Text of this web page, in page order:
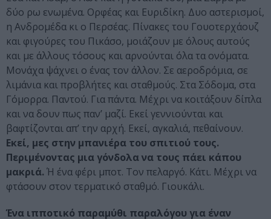
δύο ρω ενωμένα. Ορφέας και Ευριδίκη. Δυο αστερισμοί,
η Ανδρομέδα κι ο Περσέας. Πίνακες του Γουοτερχάουζ
και φιγούρες του Πικάσο, μοιάζουν με όλους αυτούς
και με άλλους τόσους και αρνούνται όλα τα ονόματα.
Μονάχα ψάχνει ο ένας τον άλλον. Σε αεροδρόμια, σε
λιμάνια και προβλήτες και σταθμούς. Στα Σόδομα, στα
Γόμορρα. Παντού. Για πάντα. Μέχρι να κοιτάξουν δίπλα
και να δουν πως παν’ μαζί. Εκεί γεννιούνται και
βαφτίζονται απ’ την αρχή. Εκεί, αγκαλιά, πεθαίνουν.
Εκεί, μες στην μπανιέρα του σπιτιού τους.
Περιμένοντας μια γόνδολα να τους πάει κάπου
μακριά. Ή ένα φέρι μποτ. Τον πελαργό. Κάτι. Μέχρι να
φτάσουν στον τερματικό σταθμό. Γιουκάλι.
Ένα ιπποτικό παραμύθι παραλόγου για έναν